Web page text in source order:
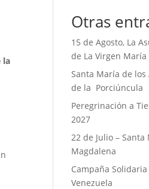
la
Otras
15 de Agosto, La
de La Virgen María
Santa María de los
de la Porciúncula
Peregrinación a
2027
22 de Julio – Santa
Magdalena
Campaña
Venezuela